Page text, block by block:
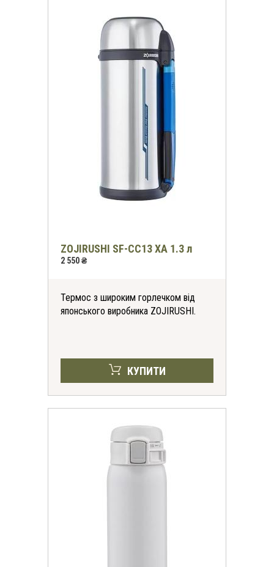
ZOJIRUSHI SF-CС13 ХA 1.3 л
2 550 ₴
Термос з широким горлечком від
японського виробника ZOJIRUSHI.
КУПИТИ